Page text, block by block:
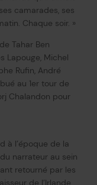
camarades, ses
Chaque soir. »
Tahar Ben
Lapouge, Michel
Rufin, André
au 1er tour de
Chalandon pour
à l’époque de la
narrateur au sein
retourné par les
de l’Irlande